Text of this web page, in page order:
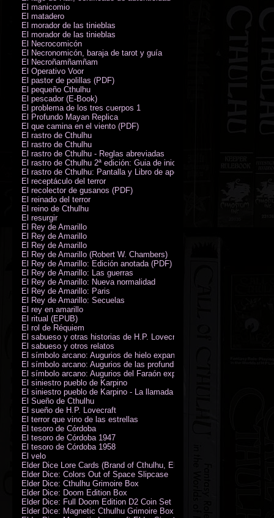
El manicomio
El matadero
El morador de las tinieblas
El morador de las tinieblas
El Necrocomicón
El Necronomicón, baraja de tarot y guía
El Necroñamñamñam
El Operativo Voor
El pastor de polillas (PDF)
El pequeño Cthulhu
El pescador (E-Book)
El problema de los tres cuerpos 1
El Profundo Mayan Replica
El que camina en el viento (PDF)
El rastro de Cthulhu
El rastro de Cthulhu
El rastro de Cthulhu - Reglas abreviadas
El rastro de Cthulhu 2ª edición: Guia de inicio (PDF)
El rastro de Cthulhu: Pantalla y Libro de apoyo del Guardián
El receptáculo del terror
El recolector de gusanos (PDF)
El reinado del terror
El reino de Cthulhu
El resurgir
El Rey de Amarillo
El Rey de Amarillo
El Rey de Amarillo
El Rey de Amarillo (Robert W. Chambers)
El Rey de Amarillo: Edición anotada (PDF)
El Rey de Amarillo: Las guerras
El Rey de Amarillo: Nueva normalidad
El Rey de Amarillo: Paris
El Rey de Amarillo: Secuelas
El rey en amarillo
El ritual (EPUB)
El rol de Réquiem
El sabueso y otras historias de H.P. Lovecraft
El sabueso y otros relatos
El símbolo arcano: Augurios de hielo expansión
El símbolo arcano: Augurios de las profundidades expansión
El símbolo arcano: Augurios del Faraón expansión
El siniestro pueblo de Karpino
El siniestro pueblo de Karpino - La llamada de Cthulhu
El Sueño de Cthulhu
El sueño de H.P. Lovecraft
El terror que vino de las estrellas
El tesoro de Córdoba
El tesoro de Córdoba 1947
El tesoro de Córdoba 1958
El velo
Elder Dice Lore Cards (Brand of Cthulhu, Elder Sign, Astral Elder Sign)
Elder Dice: Colors Out of Space Slipcase
Elder Dice: Cthulhu Grimoire Box
Elder Dice: Doom Edition Box
Elder Dice: Full Doom Edition D2 Coin Set
Elder Dice: Magnetic Cthulhu Grimoire Box